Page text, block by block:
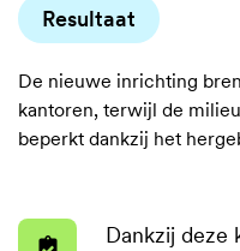
Resultaat
De nieuwe inrichting
kantoren, terwijl de
beperkt dankzij het
Dankzij deze
Dankzij